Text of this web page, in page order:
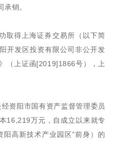
销。
取得上海证券交易所（以下简
开发区投资有限公司非公开发
（上证函[2019]1866号），上
资阳市国有资产监督管理委员
16,219万元，自成立以来就专
高新技术产业园区”前身）的